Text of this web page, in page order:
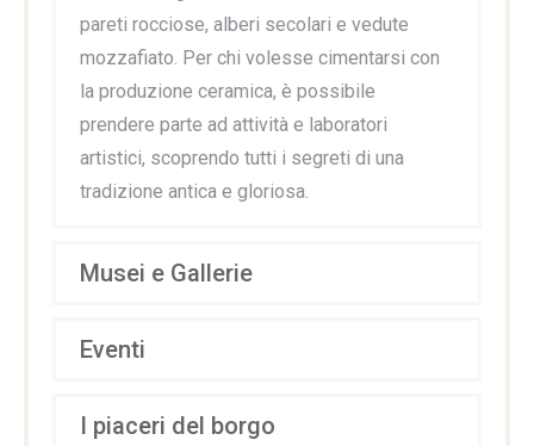
pareti rocciose, alberi secolari e vedute
mozzafiato. Per chi volesse cimentarsi con
la produzione ceramica, è possibile
prendere parte ad attività e laboratori
artistici, scoprendo tutti i segreti di una
tradizione antica e gloriosa.
Musei e Gallerie
Eventi
I piaceri del borgo